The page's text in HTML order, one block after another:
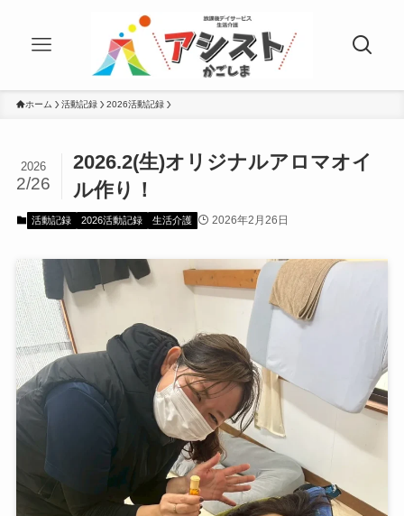
ホーム 活動記録 2026活動記録
2026.2(生)オリジナルアロマオイ
ル作り！
2026
2/26
活動記録 2026活動記録 生活介護 2026年2月26日